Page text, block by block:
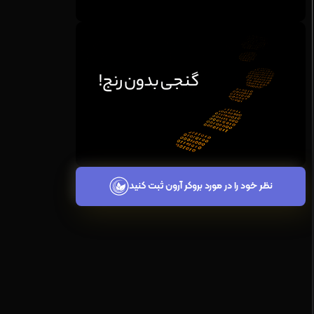
نظر خود را در مورد بروکر آرون ثبت کنید